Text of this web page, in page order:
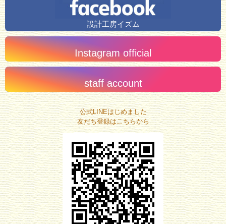
設計工房イズム
Instagram official
staff account
公式LINEはじめました
友だち登録はこちらから